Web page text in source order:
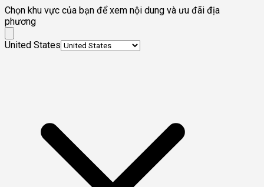
Chọn khu vực của bạn để xem nội dung và ưu đãi địa
phương
United States